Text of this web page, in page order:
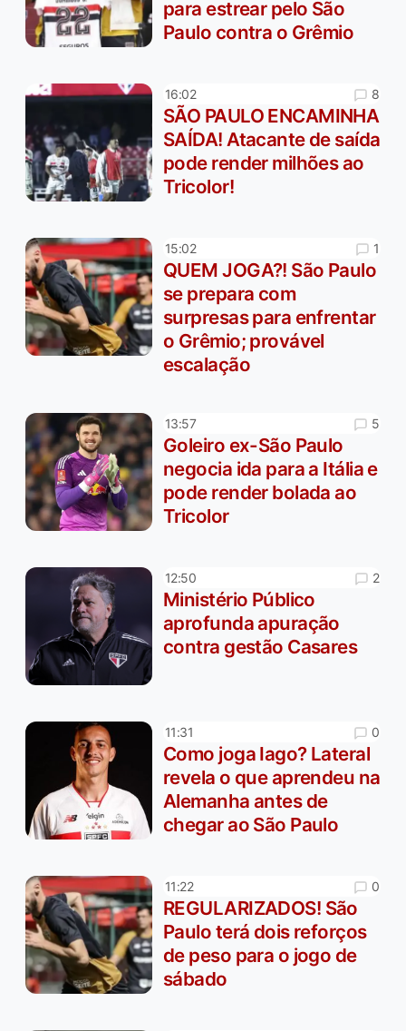
para estrear pelo São
Paulo contra o Grêmio
16:02 8
SÃO PAULO ENCAMINHA
SAÍDA! Atacante de saída
pode render milhões ao
Tricolor!
15:02 1
QUEM JOGA?! São Paulo
se prepara com
surpresas para enfrentar
o Grêmio; provável
escalação
13:57 5
Goleiro ex-São Paulo
negocia ida para a Itália e
pode render bolada ao
Tricolor
12:50 2
Ministério Público
aprofunda apuração
contra gestão Casares
11:31 0
Como joga Iago? Lateral
revela o que aprendeu na
Alemanha antes de
chegar ao São Paulo
11:22 0
REGULARIZADOS! São
Paulo terá dois reforços
de peso para o jogo de
sábado